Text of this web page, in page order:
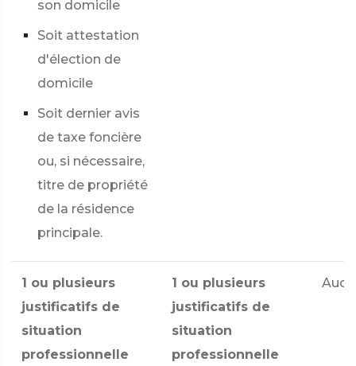
son domicile
Soit attestation
d'élection de
domicile
Soit dernier avis
de taxe foncière
ou, si nécessaire,
titre de propriété
de la résidence
principale.
1 ou plusieurs
justificatifs de
situation
professionnelle
1 ou plusieurs
justificatifs de
situation
professionnelle